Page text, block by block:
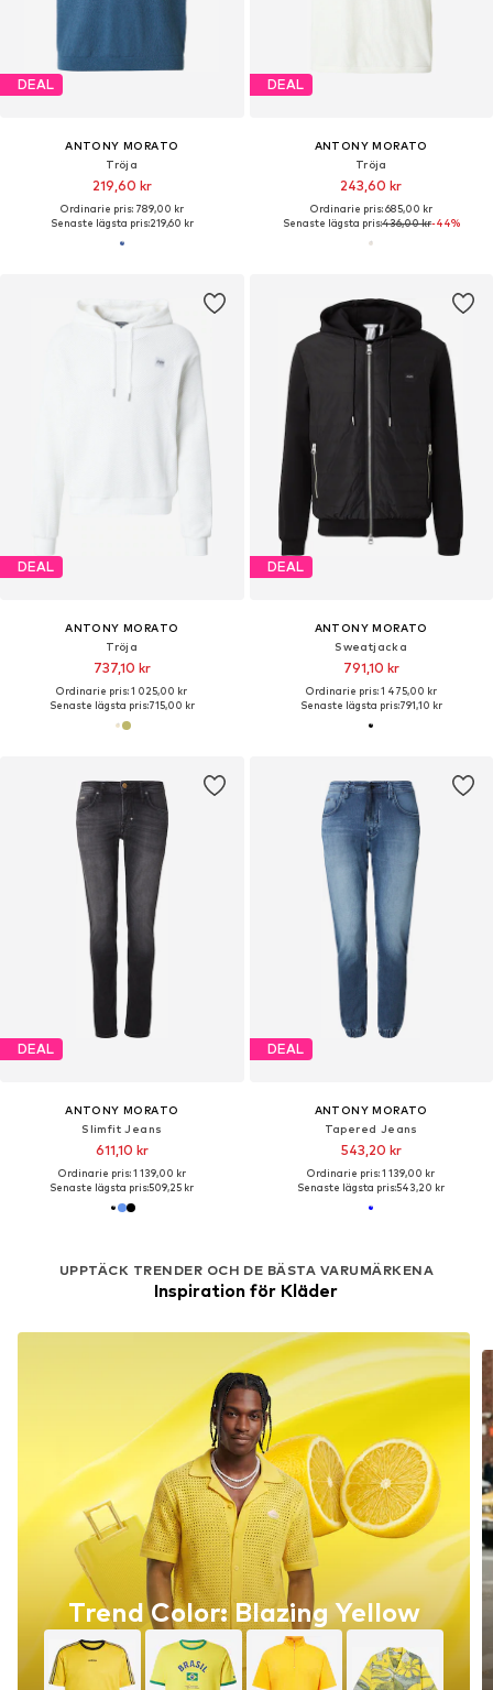
DEAL
ANTONY MORATO
Tröja
219,60 kr
Ordinarie pris: 789,00 kr
Senaste lägsta pris:219,60 kr
DEAL
ANTONY MORATO
Tröja
243,60 kr
Ordinarie pris: 685,00 kr
Senaste lägsta pris:436,00 kr-44%
DEAL
ANTONY MORATO
Tröja
737,10 kr
Ordinarie pris: 1 025,00 kr
Senaste lägsta pris:715,00 kr
DEAL
ANTONY MORATO
Sweatjacka
791,10 kr
Ordinarie pris: 1 475,00 kr
Senaste lägsta pris:791,10 kr
DEAL
ANTONY MORATO
Slimfit Jeans
611,10 kr
Ordinarie pris: 1 139,00 kr
Senaste lägsta pris:509,25 kr
DEAL
ANTONY MORATO
Tapered Jeans
543,20 kr
Ordinarie pris: 1 139,00 kr
Senaste lägsta pris:543,20 kr
UPPTÄCK TRENDER OCH DE BÄSTA VARUMÄRKENA
Inspiration för Kläder
Trend Color: Blazing Yellow